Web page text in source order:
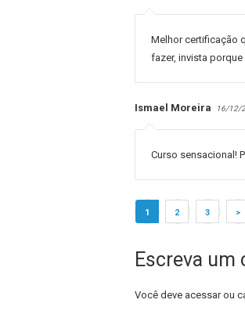
Melhor certificação
fazer, invista
Ismael Moreira 16/12/
Curso sensacional!
1 2 3 >
Escreva um
Você deve acessarou